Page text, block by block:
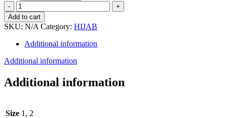
مودال
حواء
quantity
Add to cart
SKU: N/A Category: HIJAB
Additional information
Additional information
Additional information
Size 1, 2